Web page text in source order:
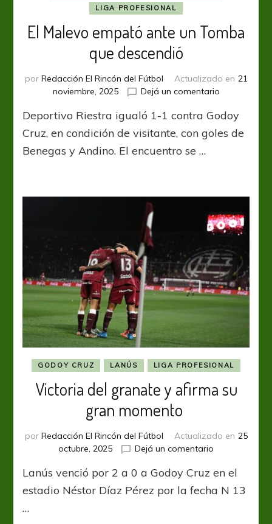
LIGA PROFESIONAL
El Malevo empató ante un Tomba
que descendió
por Redacción El Rincón del Fútbol Actualizado en 21
noviembre, 2025
Dejá un comentarioen
Malevo
empató
Deportivo Riestra igualó 1-1 contra Godoy
Cruz, en condición de visitante, con goles de
Benegas y Andino. El encuentro se …
GODOY CRUZ LANÚS LIGA PROFESIONAL
Victoria del granate y afirma su
gran momento
por Redacción El Rincón del Fútbol Actualizado en 25
octubre, 2025
Dejá un comentario
del
granate
Lanús venció por 2 a 0 a Godoy Cruz en el
estadio Néstor Díaz Pérez por la fecha N 13
…